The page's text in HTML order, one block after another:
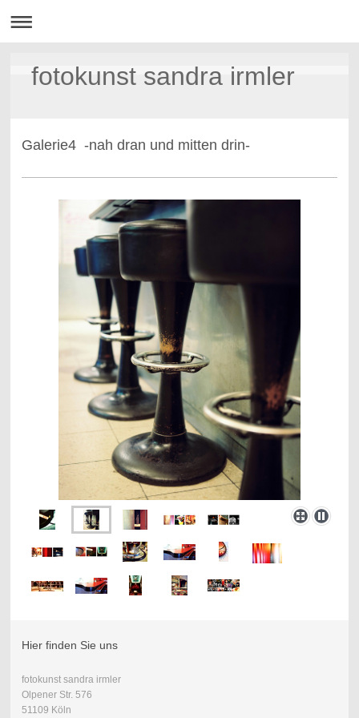
fotokunst sandra irmler
Galerie4 -nah dran und mitten drin-
Hier finden Sie uns
fotokunst sandra irmler
Olpener Str. 576
51109 Köln